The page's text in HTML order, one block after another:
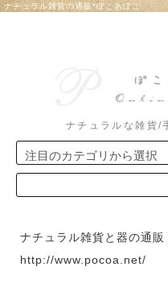
ナチュラル雑貨の通販*ぽこあぽこ
ナチュラルな雑貨/
ナチュラル雑貨と器の通販
http://www.pocoa.net/